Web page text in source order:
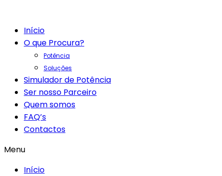
Início
O que Procura?
Potência
Soluções
Simulador de Potência
Ser nosso Parceiro
Quem somos
FAQ’s
Contactos
Menu
Início